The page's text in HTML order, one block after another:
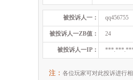
被投诉人一： qq456755
被投诉人一ZB值： 24
被投诉人一IP：
注： 各位玩家可对此投诉进行